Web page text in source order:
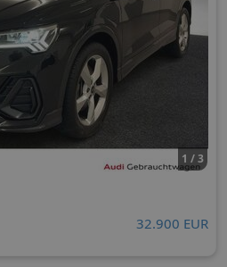
1 / 3
32.900 EUR